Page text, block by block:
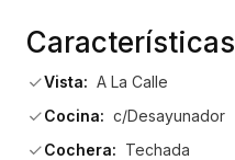
Características
Vista: A La Calle
Cocina: c/Desayunador
Cochera: Techada